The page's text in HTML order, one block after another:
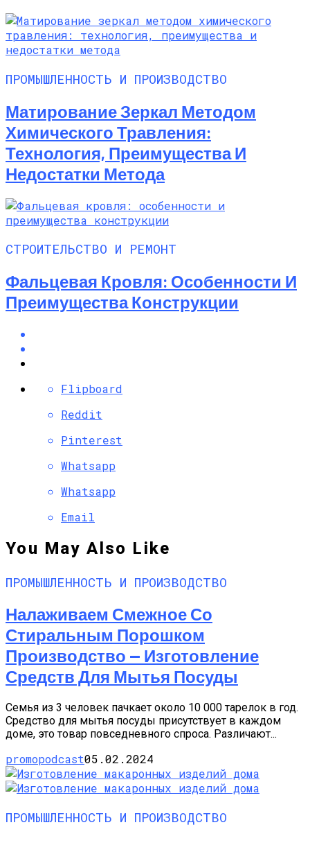
ПРОМЫШЛЕННОСТЬ И ПРОИЗВОДСТВО
Матирование Зеркал Методом
Химического Травления:
Технология, Преимущества И
Недостатки Метода
СТРОИТЕЛЬСТВО И РЕМОНТ
Фальцевая Кровля: Особенности И
Преимущества Конструкции
Flipboard
Reddit
Pinterest
Whatsapp
Whatsapp
Email
You May Also Like
ПРОМЫШЛЕННОСТЬ И ПРОИЗВОДСТВО
Налаживаем Смежное Со
Стиральным Порошком
Производство — Изготовление
Средств Для Мытья Посуды
Семья из 3 человек пачкает около 10 000 тарелок в год.
Средство для мытья посуды присутствует в каждом
доме, это товар повседневного спроса. Различают...
promopodcast05.02.2024
ПРОМЫШЛЕННОСТЬ И ПРОИЗВОДСТВО